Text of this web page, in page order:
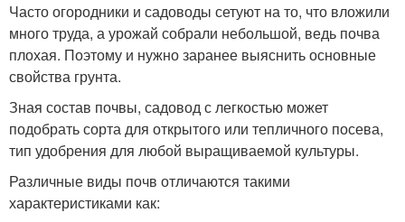
Часто огородники и садоводы сетуют на то, что вложили
много труда, а урожай собрали небольшой, ведь почва
плохая. Поэтому и нужно заранее выяснить основные
свойства грунта.
Зная состав почвы, садовод с легкостью может
подобрать сорта для открытого или тепличного посева,
тип удобрения для любой выращиваемой культуры.
Различные виды почв отличаются такими
характеристиками как: